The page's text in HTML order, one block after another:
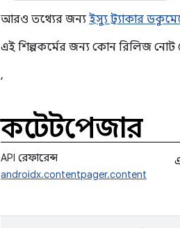
আরও তথ্যের জন্য ইস্যু ট্র্যাকার
এই শিল্পকর্মের জন্য কোন রিলিজ নোট
,
কন্টেন্টপেজার
API রেফারেন্স
androidx.contentpager.content